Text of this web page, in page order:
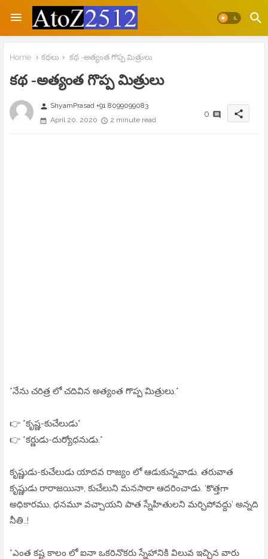
Home కథలు కథ -అత్యంత గొప్ప మిత్రులు
కథ -అత్యంత గొప్ప మిత్రులు
person ShyamPrasad +91 8099099083
April 20, 2020
2 minute read
0 share
*నేను చరిత్ర లో చదివిన అత్యంత గొప్ప మిత్రులు.*
👉 *కృష్ణ-కుచేలుడు*
👉 *కర్ణుడు-దుర్యోధనుడు.*
కృష్ణుడు-కుచేలుడు యాదవ రాజ్యం లో ఆడుకున్నవాడు. తరువాత
కృష్ణుడు రారాజయినా, కుచేలుని మనసారా ఆదరించాడు. ‘కొత్తగా
అధికారము, ధనమూ వచ్చాయని పాత స్నేహితులని మర్చిపోవద్దు’ అన్నది
నీతి..!
*ఎంత కష్ట కాలం లో ఐనా ఒకరినొకరు స్నేహానికి విలువ ఇచ్చిన వారు